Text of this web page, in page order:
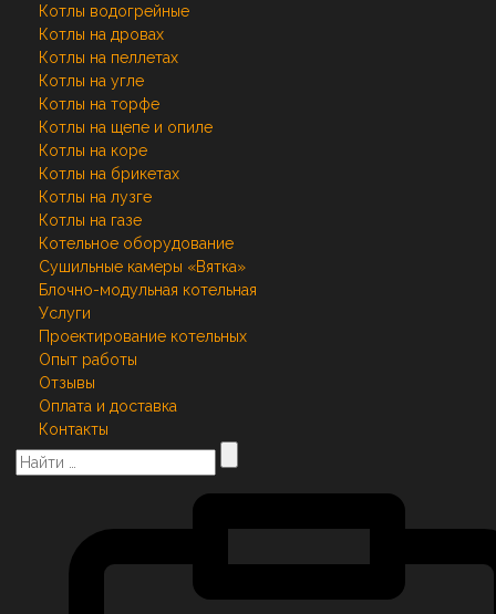
Котлы водогрейные
Котлы на дровах
Котлы на пеллетах
Котлы на угле
Котлы на торфе
Котлы на щепе и опиле
Котлы на коре
Котлы на брикетах
Котлы на лузге
Котлы на газе
Котельное оборудование
Сушильные камеры «Вятка»
Блочно-модульная котельная
Услуги
Проектирование котельных
Опыт работы
Отзывы
Оплата и доставка
Контакты